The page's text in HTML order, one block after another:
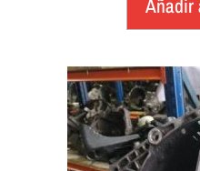
Añadir